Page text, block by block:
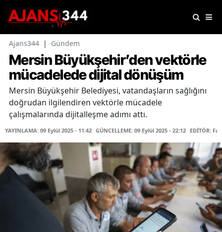
Ajans344 | Gündem
Mersin Büyükşehir’den vektörle
mücadelede dijital dönüşüm
Mersin Büyükşehir Belediyesi, vatandaşların sağlığını
doğrudan ilgilendiren vektörle mücadele
çalışmalarında dijitalleşme adımı attı.
YAYINLAMA: 09 Eylül 2025 - 11:42 GÜNCELLEME: 09 Eylül 2025 - 22:12 EDİTÖR: